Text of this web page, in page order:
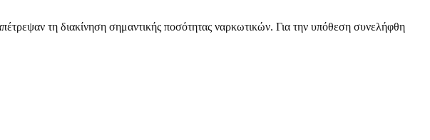
τη διακίνηση σημαντικής ποσότητας ναρκωτικών. Για την υπόθεση συνελήφθη